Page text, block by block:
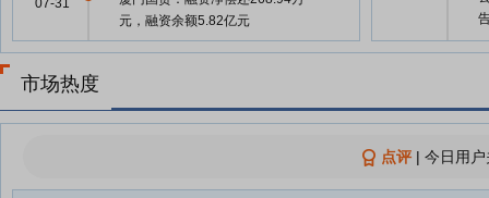
元，融资余额5.82亿元
07-31
厦门国贸：融资净偿还411.95万
厦门国贸：融资净偿还418.72万
07-29
元，融资余额5.93亿元
05-29
05-29
市场热度
点评| 今日用